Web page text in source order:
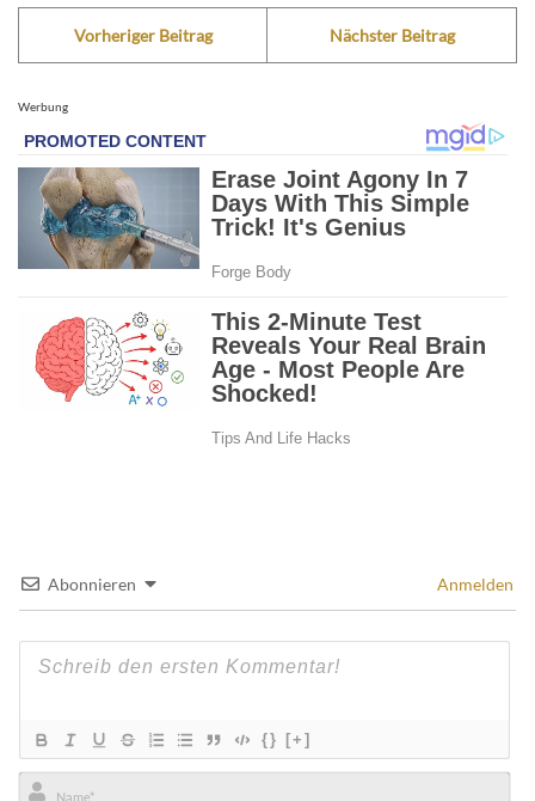
Vorheriger Beitrag Nächster Beitrag
Werbung
Abonnieren Anmelden
{} [+]